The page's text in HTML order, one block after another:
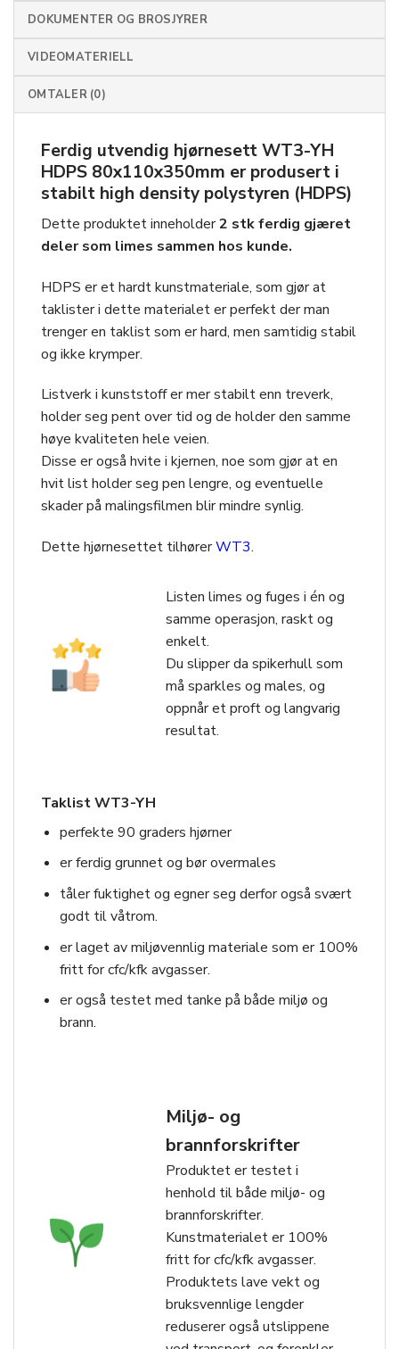
DOKUMENTER OG BROSJYRER
VIDEOMATERIELL
OMTALER (0)
Ferdig utvendig hjørnesettWT3-YH
HDPS 80x110x350mm er produsert i
stabilt high density polystyren (HDPS)
Dette produktet inneholder2 stk ferdig gjæret
deler som limes sammen hos kunde.
HDPS er et hardt kunstmateriale, som gjør at
taklister i dette materialet er perfekt der man
trenger en taklist som er hard, men samtidig stabil
og ikke krymper.
Listverk i kunststoff er mer stabilt enn treverk,
holder seg pent over tid og de holder den samme
høye kvaliteten hele veien.
Disse er også hvite i kjernen, noe som gjør at en
hvit list holder seg pen lengre, og eventuelle
skader på malingsfilmen blir mindre synlig.
Dette hjørnesettet tilhørerWT3.
Listen limes og fuges i én og
samme operasjon, raskt og
enkelt.
Du slipper da spikerhull som
må sparkles og males, og
oppnår et proft og langvarig
resultat.
Taklist WT3-YH
perfekte 90 graders hjørner
er ferdig grunnet og bør overmales
tåler fuktighet og egner seg derfor også svært
godt til våtrom.
er laget av miljøvennlig materiale som er 100%
fritt for cfc/kfk avgasser.
er også testet med tanke på både miljø og
brann.
Miljø- og
brannforskrifter
Produktet er testet i
henhold til både miljø- og
brannforskrifter.
Kunstmaterialet er 100%
fritt for cfc/kfk avgasser.
Produktets lave vekt og
bruksvennlige lengder
reduserer også utslippene